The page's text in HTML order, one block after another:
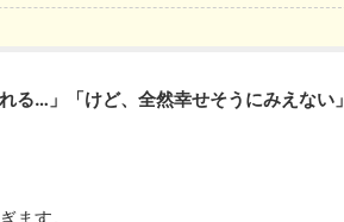
る…」「けど、全然幸せそうにみえない」
ます。